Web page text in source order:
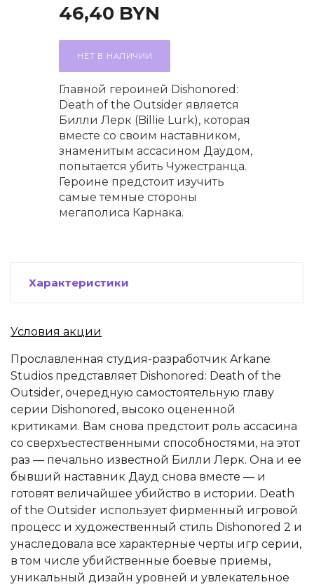
46,40 BYN
НЕТ В НАЛИЧИИ
Главной героиней Dishonored:
Death of the Outsider является
Билли Лерк (Billie Lurk), которая
вместе со своим наставником,
знаменитым ассасином Даудом,
попытается убить Чужестранца.
Героине предстоит изучить
самые тёмные стороны
мегаполиса Карнака.
Характеристики
Условия акции
Прославленная студия-разработчик Arkane
Studios представляет Dishonored: Death of the
Outsider, очередную самостоятельную главу
серии Dishonored, высоко оцененной
критиками. Вам снова предстоит роль ассасина
со сверхъестественными способностями, на этот
раз — печально известной Билли Лерк. Она и ее
бывший наставник Дауд снова вместе — и
готовят величайшее убийство в истории. Death
of the Outsider использует фирменный игровой
процесс и художественный стиль Dishonored 2 и
унаследовала все характерные черты игр серии,
в том числе убийственные боевые приемы,
уникальный дизайн уровней и увлекательное